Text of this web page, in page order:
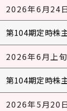
2026年6月24
第104期定時株
2026年6月上旬
第104期定時株
2026年5月20